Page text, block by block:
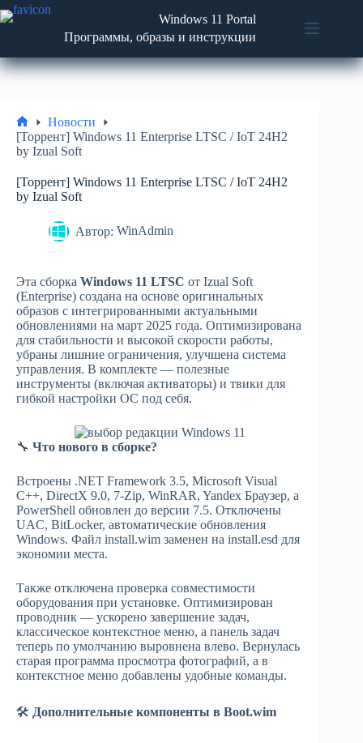
Перейти
к
содержимому
No
Новости
и
советы
ISO
Windows 11 Portal
Программы, образы и инструкции
Главная
Новости
[Торрент] Windows 11 Enterprise LTSC / IoT 24H2
by Izual Soft
[Торрент] Windows 11 Enterprise LTSC / IoT 24H2
by Izual Soft
Автор: WinAdmin
Эта сборка Windows 11 LTSC от Izual Soft
(Enterprise) создана на основе оригинальных
образов с интегрированными актуальными
обновлениями на март 2025 года. Оптимизирована
для стабильности и высокой скорости работы,
убраны лишние ограничения, улучшена система
управления. В комплекте — полезные
инструменты (включая активаторы) и твики для
гибкой настройки ОС под себя.
🔧 Что нового в сборке?
Встроены .NET Framework 3.5, Microsoft Visual
C++, DirectX 9.0, 7-Zip, WinRAR, Yandex Браузер, а
PowerShell обновлен до версии 7.5. Отключены
UAC, BitLocker, автоматические обновления
Windows. Файл install.wim заменен на install.esd для
экономии места.
Также отключена проверка совместимости
оборудования при установке. Оптимизирован
проводник — ускорено завершение задач,
классическое контекстное меню, а панель задач
теперь по умолчанию выровнена влево. Вернулась
старая программа просмотра фотографий, а в
контекстное меню добавлены удобные команды.
🛠 Дополнительные компоненты в Boot.wim